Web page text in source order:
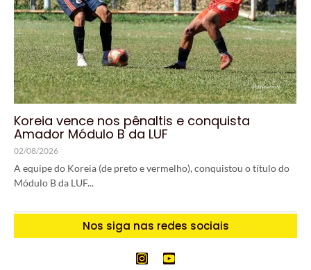
Koreia vence nos pênaltis e conquista
Amador Módulo B da LUF
02/08/2026
A equipe do Koreia (de preto e vermelho), conquistou o título do
Módulo B da LUF...
Nos siga nas redes sociais